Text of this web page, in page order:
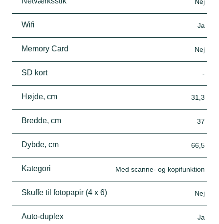
Wifi Ja
Memory Card Nej
SD kort -
Højde, cm 31,3
Bredde, cm 37
Dybde, cm 66,5
Kategori Med scanne- og kopifunktion
Skuffe til fotopapir (4 x 6) Nej
Auto-duplex Ja